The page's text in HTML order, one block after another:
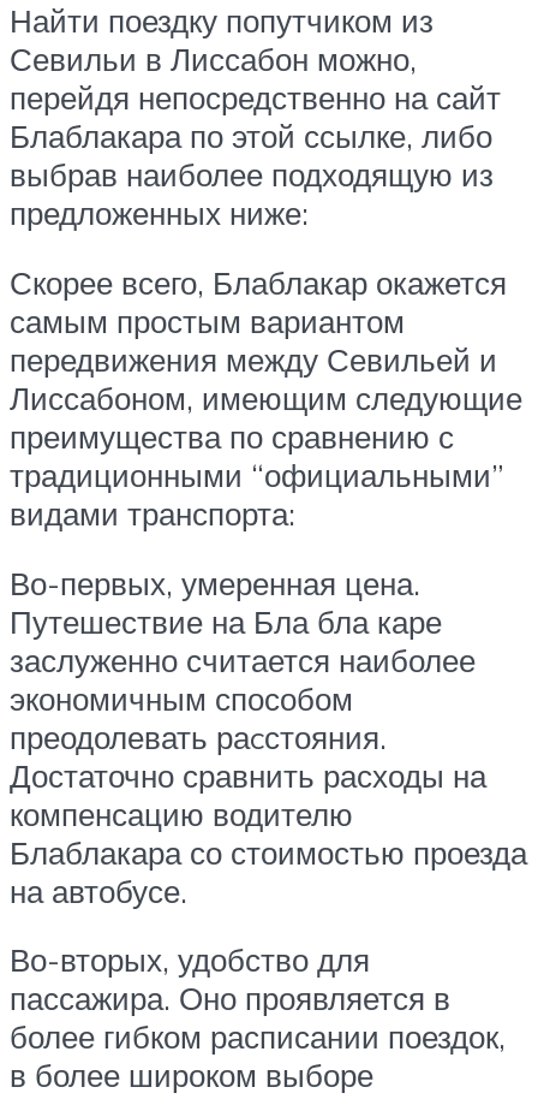
Найти поездку попутчиком из
Севильи в Лиссабон можно,
перейдя непосредственно на сайт
Блаблакара по этой ссылке, либо
выбрав наиболее подходящую из
предложенных ниже:
Скорее всего, Блаблакар окажется
самым простым вариантом
передвижения между Севильей и
Лиссабоном, имеющим следующие
преимущества по сравнению с
традиционными “официальными”
видами транспорта:
Во-первых, умеренная цена.
Путешествие на Бла бла каре
заслуженно считается наиболее
экономичным способом
преодолевать раcстояния.
Достаточно сравнить расходы на
компенсацию водителю
Блаблакара со стоимостью проезда
на автобусе.
Во-вторых, удобство для
пассажира. Оно проявляется в
более гибком расписании поездок,
в более широком выборе